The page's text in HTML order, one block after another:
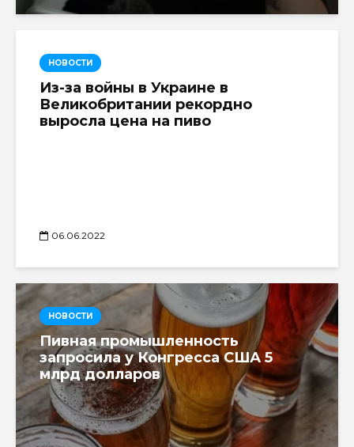
НОВОСТИ
Из-за войны в Украине в
Великобритании рекордно
выросла цена на пиво
06.06.2022
НОВОСТИ
Пивная промышленность
запросила у Конгресса США 5
млрд долларов